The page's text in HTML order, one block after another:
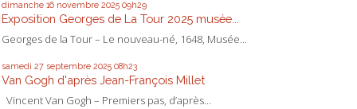
dimanche 16 novembre 2025 09h29
Exposition Georges de La Tour 2025 musée...
Georges de la Tour – Le nouveau-né, 1648, Musée...
samedi 27 septembre 2025 08h23
Van Gogh d'après Jean-François Millet
Vincent Van Gogh – Premiers pas, d’après...